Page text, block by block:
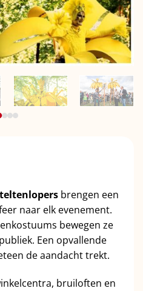
brengen een
naar elk evenement.
bewegen ze
Een opvallende
de aandacht trekt.
bruiloften en